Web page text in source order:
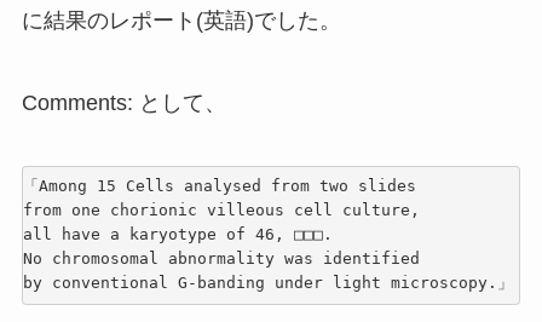
に結果のレポート(英語)でした。
Comments: として、
「Among 15 Cells analysed from two slides
from one chorionic villeous cell culture,
all have a karyotype of 46, □□□.
No chromosomal abnormality was identified